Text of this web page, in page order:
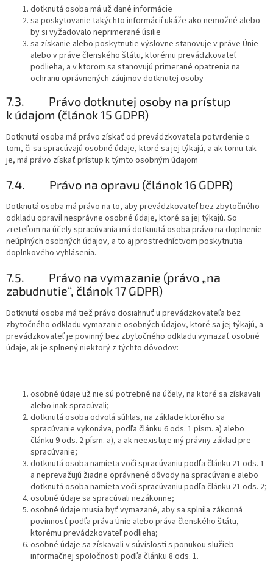
dotknutá osoba má už dané informácie
sa poskytovanie takýchto informácií ukáže ako nemožné alebo
by si vyžadovalo neprimerané úsilie
sa získanie alebo poskytnutie výslovne stanovuje v práve Únie
alebo v práve členského štátu, ktorému prevádzkovateľ
podlieha, a v ktorom sa stanovujú primerané opatrenia na
ochranu oprávnených záujmov dotknutej osoby
7.3. Právo dotknutej osoby na prístup
k údajom (článok 15 GDPR)
Dotknutá osoba má právo získať od prevádzkovateľa potvrdenie o
tom, či sa spracúvajú osobné údaje, ktoré sa jej týkajú, a ak tomu tak
je, má právo získať prístup k týmto osobným údajom
7.4. Právo na opravu (článok 16 GDPR)
Dotknutá osoba má právo na to, aby prevádzkovateľ bez zbytočného
odkladu opravil nesprávne osobné údaje, ktoré sa jej týkajú. So
zreteľom na účely spracúvania má dotknutá osoba právo na doplnenie
neúplných osobných údajov, a to aj prostredníctvom poskytnutia
doplnkového vyhlásenia.
7.5. Právo na vymazanie (právo „na
zabudnutie“, článok 17 GDPR)
Dotknutá osoba má tiež právo dosiahnuť u prevádzkovateľa bez
zbytočného odkladu vymazanie osobných údajov, ktoré sa jej týkajú, a
prevádzkovateľ je povinný bez zbytočného odkladu vymazať osobné
údaje, ak je splnený niektorý z týchto dôvodov:
osobné údaje už nie sú potrebné na účely, na ktoré sa získavali
alebo inak spracúvali;
dotknutá osoba odvolá súhlas, na základe ktorého sa
spracúvanie vykonáva, podľa článku 6 ods. 1 písm. a) alebo
článku 9 ods. 2 písm. a), a ak neexistuje iný právny základ pre
spracúvanie;
dotknutá osoba namieta voči spracúvaniu podľa článku 21 ods. 1
a neprevažujú žiadne oprávnené dôvody na spracúvanie alebo
dotknutá osoba namieta voči spracúvaniu podľa článku 21 ods. 2;
osobné údaje sa spracúvali nezákonne;
osobné údaje musia byť vymazané, aby sa splnila zákonná
povinnosť podľa práva Únie alebo práva členského štátu,
ktorému prevádzkovateľ podlieha;
osobné údaje sa získavali v súvislosti s ponukou služieb
informačnej spoločnosti podľa článku 8 ods. 1.